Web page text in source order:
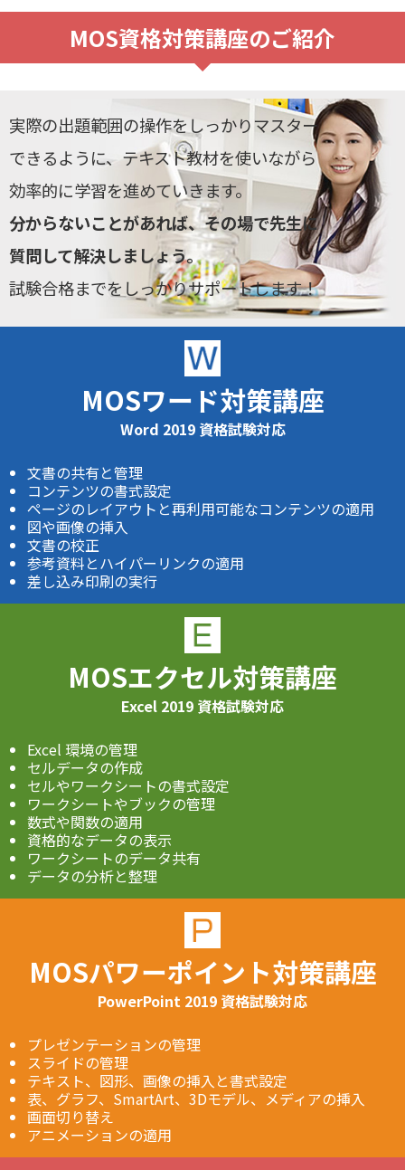
MOS資格対策講座のご紹介
実際の出題範囲の操作をしっかりマスター
できるように、テキスト教材を使いながら
効率的に学習を進めていきます。
分からないことがあれば、その場で先生に
質問して解決しましょう。
試験合格までをしっかりサポートします！
MOSワード対策講座
Word 2019 資格試験対応
文書の共有と管理
コンテンツの書式設定
ページのレイアウトと再利用可能なコンテンツの適用
図や画像の挿入
文書の校正
参考資料とハイパーリンクの適用
差し込み印刷の実行
MOSエクセル対策講座
Excel 2019 資格試験対応
Excel 環境の管理
セルデータの作成
セルやワークシートの書式設定
ワークシートやブックの管理
数式や関数の適用
資格的なデータの表示
ワークシートのデータ共有
データの分析と整理
MOSパワーポイント対策講座
PowerPoint 2019 資格試験対応
プレゼンテーションの管理
スライドの管理
テキスト、図形、画像の挿入と書式設定
表、グラフ、SmartArt、3Dモデル、メディアの挿入
画面切り替え
アニメーションの適用